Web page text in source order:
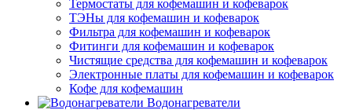
Термостаты для кофемашин и кофеварок
ТЭНы для кофемашин и кофеварок
Фильтра для кофемашин и кофеварок
Фитинги для кофемашин и кофеварок
Чистящие средства для кофемашин и кофеварок
Электронные платы для кофемашин и кофеварок
Кофе для кофемашин
Водонагреватели